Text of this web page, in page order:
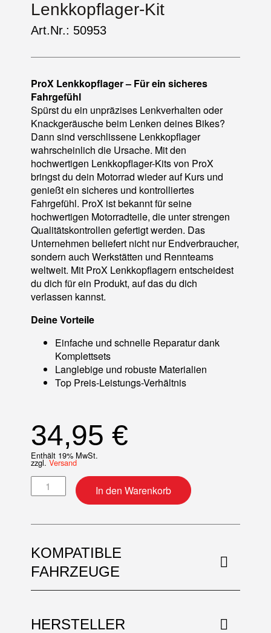
Lenkkopflager-Kit
Art.Nr.: 50953
ProX Lenkkopflager – Für ein sicheres
Fahrgefühl
Spürst du ein unpräzises Lenkverhalten oder
Knackgeräusche beim Lenken deines Bikes?
Dann sind verschlissene Lenkkopflager
wahrscheinlich die Ursache. Mit den
hochwertigen Lenkkopflager-Kits von ProX
bringst du dein Motorrad wieder auf Kurs und
genießt ein sicheres und kontrolliertes
Fahrgefühl. ProX ist bekannt für seine
hochwertigen Motorradteile, die unter strengen
Qualitätskontrollen gefertigt werden. Das
Unternehmen beliefert nicht nur Endverbraucher,
sondern auch Werkstätten und Rennteams
weltweit. Mit ProX Lenkkopflagern entscheidest
du dich für ein Produkt, auf das du dich
verlassen kannst.
Deine Vorteile
Einfache und schnelle Reparatur dank
Komplettsets
Langlebige und robuste Materialien
Top Preis-Leistungs-Verhältnis
34,95 €
Enthält 19% MwSt.
zzgl. Versand
Lenkkopflager-Kit MengeIn den Warenkorb
KOMPATIBLE
FAHRZEUGE
HERSTELLER